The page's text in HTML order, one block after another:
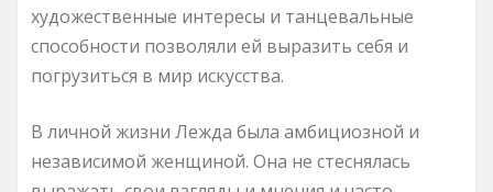
художественные интересы и танцевальные
способности позволяли ей выразить себя и
погрузиться в мир искусства.
В личной жизни Лежда была амбициозной и
независимой женщиной. Она не стеснялась